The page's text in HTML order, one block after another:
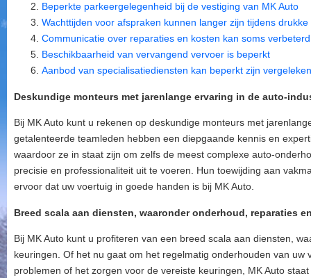
Beperkte parkeergelegenheid bij de vestiging van MK Auto
Wachttijden voor afspraken kunnen langer zijn tijdens
Communicatie over reparaties en kosten kan soms
Beschikbaarheid van vervangend vervoer is beperkt
Aanbod van specialisatiediensten kan beperkt zijn
Deskundige monteurs met jarenlange ervaring in de auto-
Bij MK Auto kunt u rekenen op deskundige monteurs met
getalenteerde teamleden hebben een diepgaande kennis en
waardoor ze in staat zijn om zelfs de meest complexe auto-
precisie en professionaliteit uit te voeren. Hun toewijding aan
ervoor dat uw voertuig in goede handen is bij MK Auto.
Breed scala aan diensten, waaronder onderhoud, reparaties
Bij MK Auto kunt u profiteren van een breed scala aan diensten,
keuringen. Of het nu gaat om het regelmatig onderhouden van uw
problemen of het zorgen voor de vereiste keuringen, MK Auto